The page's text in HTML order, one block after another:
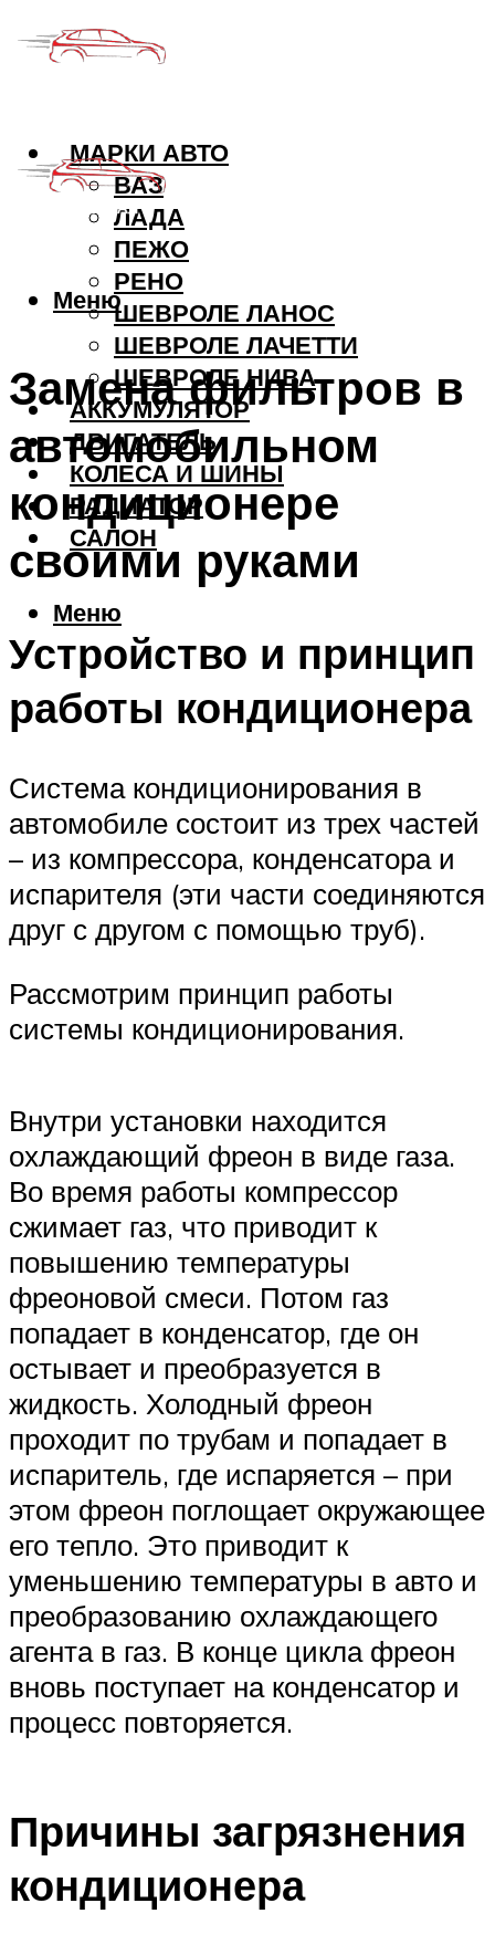
МАРКИ АВТО
ВАЗ
ЛАДА
ПЕЖО
РЕНО
ШЕВРОЛЕ ЛАНОС
ШЕВРОЛЕ ЛАЧЕТТИ
ШЕВРОЛЕ НИВА
АККУМУЛЯТОР
ДВИГАТЕЛЬ
КОЛЕСА И ШИНЫ
РАДИАТОР
САЛОН
Меню
Меню
Замена фильтров в
автомобильном
кондиционере
своими руками
Устройство и принцип
работы кондиционера
Система кондиционирования в
автомобиле состоит из трех частей
– из компрессора, конденсатора и
испарителя (эти части соединяются
друг с другом с помощью труб).
Рассмотрим принцип работы
системы кондиционирования.
Внутри установки находится
охлаждающий фреон в виде газа.
Во время работы компрессор
сжимает газ, что приводит к
повышению температуры
фреоновой смеси. Потом газ
попадает в конденсатор, где он
остывает и преобразуется в
жидкость. Холодный фреон
проходит по трубам и попадает в
испаритель, где испаряется – при
этом фреон поглощает окружающее
его тепло. Это приводит к
уменьшению температуры в авто и
преобразованию охлаждающего
агента в газ. В конце цикла фреон
вновь поступает на конденсатор и
процесс повторяется.
Причины загрязнения
кондиционера